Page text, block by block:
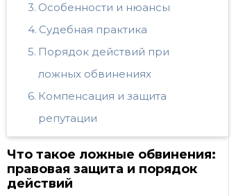
Особенности и нюансы
Судебная практика
Порядок действий при
ложных обвинениях
Компенсация и защита
репутации
Что такое ложные обвинения:
правовая защита и порядок
действий